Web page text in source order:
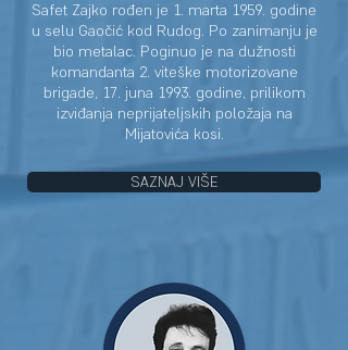
Safet Zajko rođen je 1. marta 1959. godine
u selu Gaočić kod Rudog. Po zanimanju je
bio metalac. Poginuo je na dužnosti
komandanta 2. viteške motorizovane
brigade, 17. juna 1993. godine, prilikom
izviđanja neprijateljskih položaja na
Mijatovića kosi.
SAZNAJ VIŠE